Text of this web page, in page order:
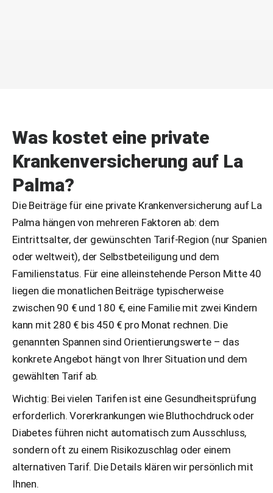
Was kostet eine private
Krankenversicherung auf La
Palma?
Die Beiträge für eine private Krankenversicherung auf La
Palma hängen von mehreren Faktoren ab: dem
Eintrittsalter, der gewünschten Tarif-Region (nur Spanien
oder weltweit), der Selbstbeteiligung und dem
Familienstatus. Für eine alleinstehende Person Mitte 40
liegen die monatlichen Beiträge typischerweise
zwischen 90 € und 180 €, eine Familie mit zwei Kindern
kann mit 280 € bis 450 € pro Monat rechnen. Die
genannten Spannen sind Orientierungswerte – das
konkrete Angebot hängt von Ihrer Situation und dem
gewählten Tarif ab.
Wichtig: Bei vielen Tarifen ist eine Gesundheits­prüfung
erforderlich. Vorerkrankungen wie Bluthochdruck oder
Diabetes führen nicht automatisch zum Ausschluss,
sondern oft zu einem Risiko­zuschlag oder einem
alternativen Tarif. Die Details klären wir persönlich mit
Ihnen.